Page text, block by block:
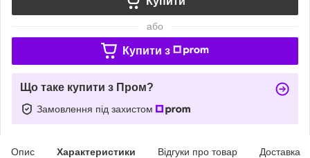
або
Купити з
Що таке купити з Пром?
Замовлення під захистом
Опис Характеристики Відгуки про товар Доставка